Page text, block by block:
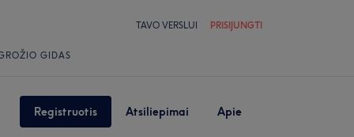
TAVO VERSLUI PRISIJUNGTI
GIDAS
Registruotis Atsiliepimai Apie